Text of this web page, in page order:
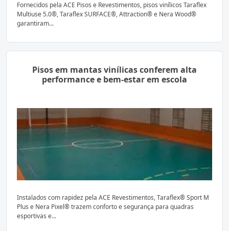
Fornecidos pela ACE Pisos e Revestimentos, pisos vinílicos Taraflex
Multiuse 5.0®, Taraflex SURFACE®, Attraction® e Nera Wood®
garantiram...
Pisos em mantas vinílicas conferem alta
performance e bem-estar em escola
Instalados com rapidez pela ACE Revestimentos, Taraflex® Sport M
Plus e Nera Pixel® trazem conforto e segurança para quadras
esportivas e...